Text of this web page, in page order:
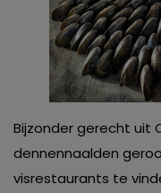
Bijzonder gerecht uit
dennennaalden
visrestaurants te